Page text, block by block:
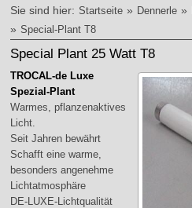
Sie sind hier: Startseite » Dennerle »
» Special-Plant T8
Special Plant 25 Watt T8
TROCAL-de Luxe
Spezial-Plant
Warmes, pflanzenaktives
Licht.
Seit Jahren bewährt
Schafft eine warme,
besonders angenehme
Lichtatmosphäre
DE-LUXE-Lichtqualität